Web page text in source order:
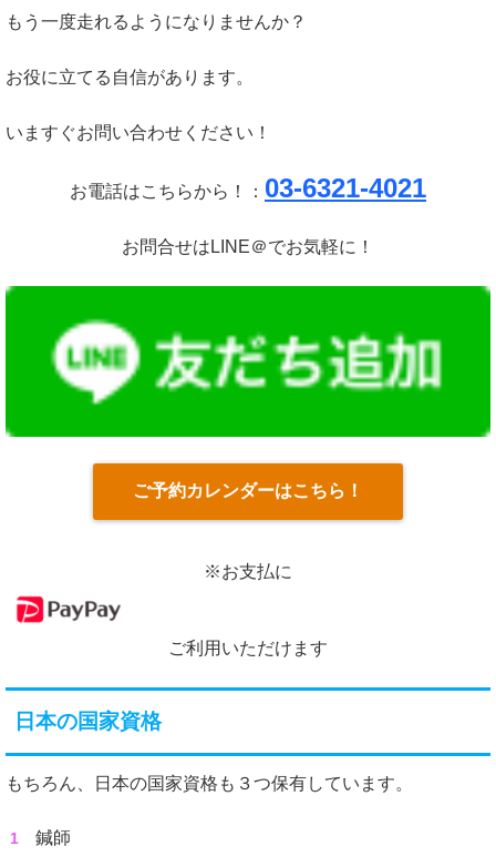
もう一度走れるようになりませんか？
お役に立てる自信があります。
いますぐお問い合わせください！
お電話はこちらから！： 03-6321-4021
お問合せはLINE＠でお気軽に！
ご予約カレンダーはこちら！
※お支払に
ご利用いただけます
日本の国家資格
もちろん、日本の国家資格も３つ保有しています。
鍼師